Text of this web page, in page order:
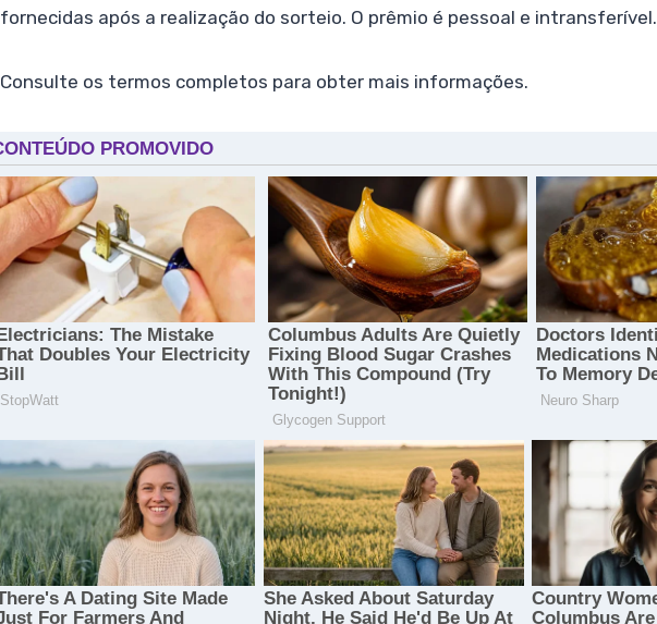
fornecidas após a realização do sorteio. O prêmio é pessoal e intransferível.
Consulte os termos completos para obter mais informações.